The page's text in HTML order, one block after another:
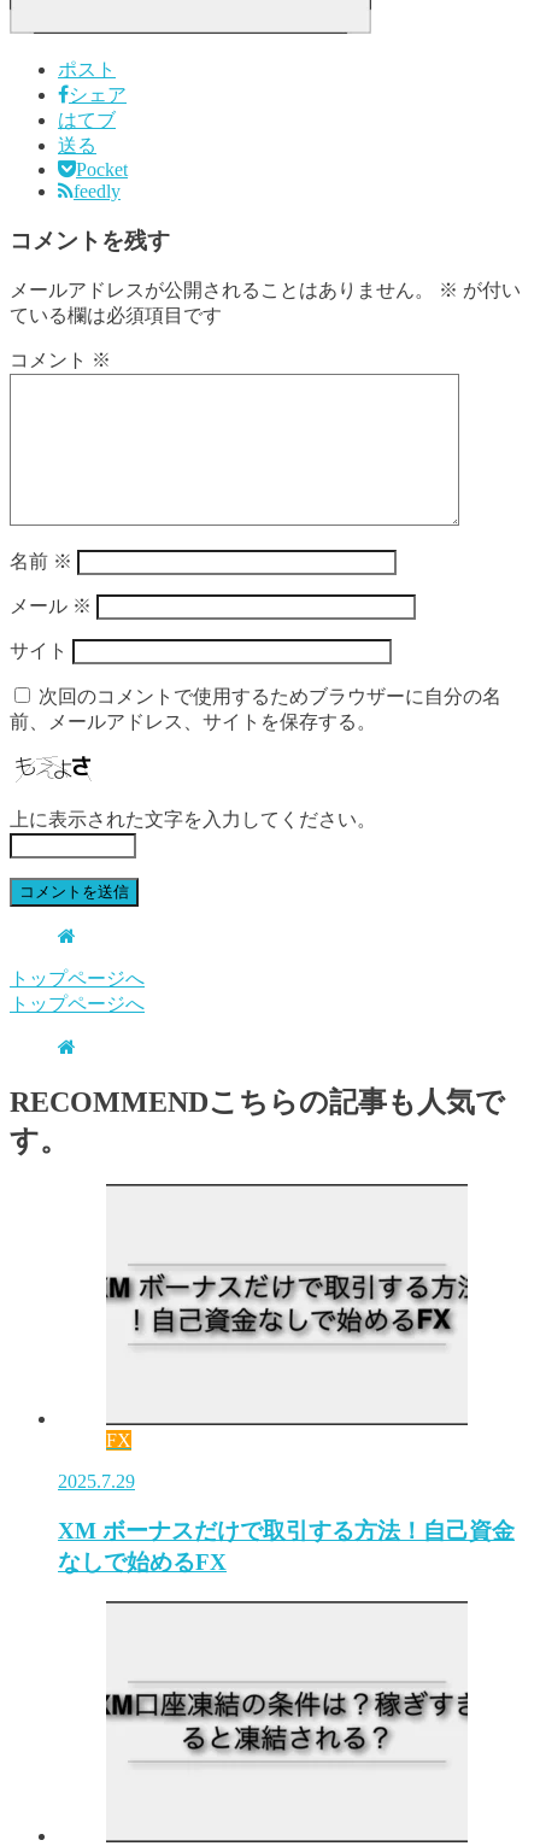
ポスト
シェア
はてブ
送る
Pocket
feedly
コメントを残す
メールアドレスが公開されることはありません。 ※ が付い
ている欄は必須項目です
コメント ※
名前 ※
メール ※
サイト
次回のコメントで使用するためブラウザーに自分の名
前、メールアドレス、サイトを保存する。
上に表示された文字を入力してください。
トップページへ
トップページへ
RECOMMENDこちらの記事も人気で
す。
FX
2025.7.29
XM ボーナスだけで取引する方法！自己資金
なしで始めるFX